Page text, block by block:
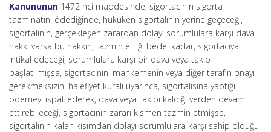
Kanununun 1472 nci maddesinde, sigortacının sigorta
tazminatını ödediğinde, hukuken sigortalının yerine geçeceği,
sigortalının, gerçekleşen zarardan dolayı sorumlulara karşı dava
hakkı varsa bu hakkın, tazmin ettiği bedel kadar, sigortacıya
intikal edeceği, sorumlulara karşı bir dava veya takip
başlatılmışsa, sigortacının, mahkemenin veya diğer tarafın onayı
gerekmeksizin, halefiyet kuralı uyarınca, sigortalısına yaptığı
ödemeyi ispat ederek, dava veya takibi kaldığı yerden devam
ettirebileceği, sigortacının zararı kısmen tazmin etmişse,
sigortalının kalan kısımdan dolayı sorumlulara karşı sahip olduğu